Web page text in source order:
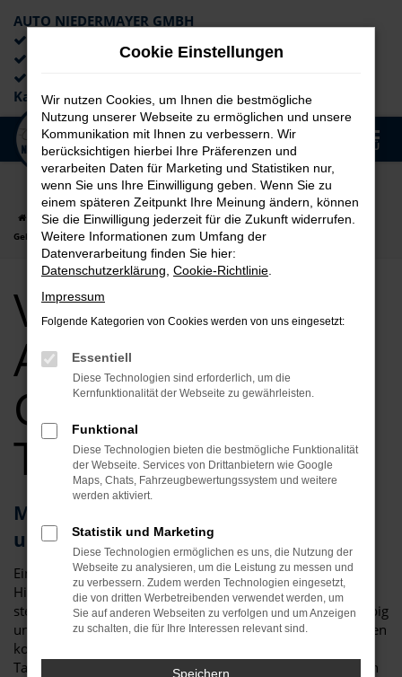
Zum
Hauptinhalt
springen
AUTO NIEDERMAYER GMBH
Lieferung an die Haustür
Kaufabwicklung
MENÜ
Startseite Augsburg VW VW Tayron
VW Tayron für Augsburg
Gebrauchtwagen Top Angebote
VW Tayron für
Augsburg
Gebrauchtwagen
Top Angebote
Mit dem VW Tayron Gebrauchtwagen
unterwegs in Augsburg
Ein VW Tayron Gebrauchtwagen ist gleich in mehrerlei
Hinsicht die perfekte Wahl für Augsburg. An erster Stelle
steht die Qualität: der VW Tayron gilt als besonders langlebig
und zeigt sich nur wenig anfällig für Pannen. Zu Reparaturen
kommt es nur selten und so erwerben Sie mit einem VW
Tayron Gebrauchtwagen für Augsburg ein durch und durch
Cookie Einstellungen
Wir nutzen Cookies, um Ihnen die bestmögliche
Nutzung unserer Webseite zu ermöglichen und unsere
Kommunikation mit Ihnen zu verbessern. Wir
berücksichtigen hierbei Ihre Präferenzen und
verarbeiten Daten für Marketing und Statistiken nur,
wenn Sie uns Ihre Einwilligung geben. Wenn Sie zu
einem späteren Zeitpunkt Ihre Meinung ändern, können
Sie die Einwilligung jederzeit für die Zukunft widerrufen.
Weitere Informationen zum Umfang der
Datenverarbeitung finden Sie hier:
Datenschutzerklärung Cookie-Richtlinie
Impressum
Folgende Kategorien von Cookies werden von uns eingesetzt:
Essentiell
Diese Technologien sind erforderlich, um die
Kernfunktionalität der Webseite zu gewährleisten.
Funktional
Diese Technologien bieten die bestmögliche Funktionalität
der Webseite. Services von Drittanbietern wie Google
Maps, Chats, Fahrzeugbewertungssystem und weitere
werden aktiviert.
Statistik und Marketing
Diese Technologien ermöglichen es uns, die Nutzung der
Webseite zu analysieren, um die Leistung zu messen und
zu verbessern. Zudem werden Technologien eingesetzt,
die von dritten Werbetreibenden verwendet werden, um
Sie auf anderen Webseiten zu verfolgen und um Anzeigen
zu schalten, die für Ihre Interessen relevant sind.
Speichern